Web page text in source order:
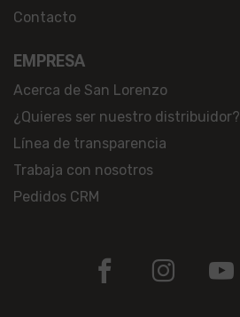
Contacto
EMPRESA
Acerca de San Lorenzo
¿Quieres ser nuestro distribuidor?
Línea de transparencia
Trabaja con nosotros
Pedidos CRM